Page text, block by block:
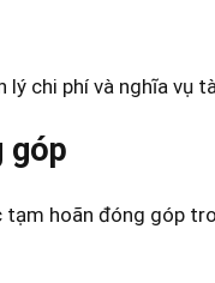
chi phí và nghĩa vụ
góp
tạm hoãn đóng góp